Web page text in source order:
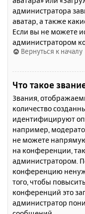
администратора
аватар, а также
Если вы не можете
администратором
Вернуться к началу
Что такое
Звания,
количество
идентифицируют
например,
не можете
на конференции,
администратором.
конференцию
того, чтобы
конференций это
администратор